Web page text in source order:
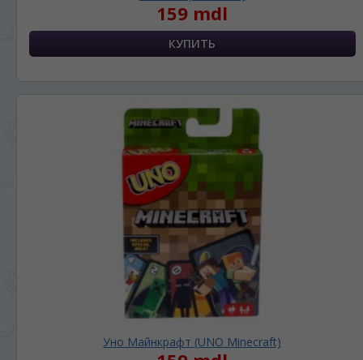
159 mdl
Уно Майнкрафт (UNO Minecraft)